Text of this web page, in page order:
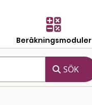
Beräkningsmoduler